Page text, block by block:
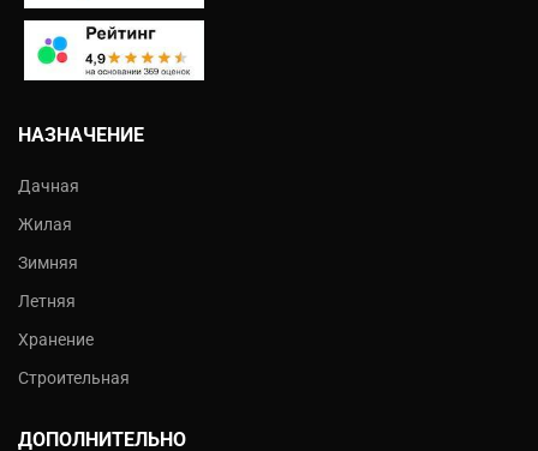
НАЗНАЧЕНИЕ
Дачная
Жилая
Зимняя
Летняя
Хранение
Строительная
ДОПОЛНИТЕЛЬНО